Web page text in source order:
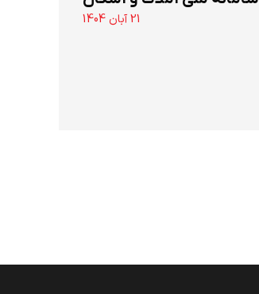
21 آبان 1404